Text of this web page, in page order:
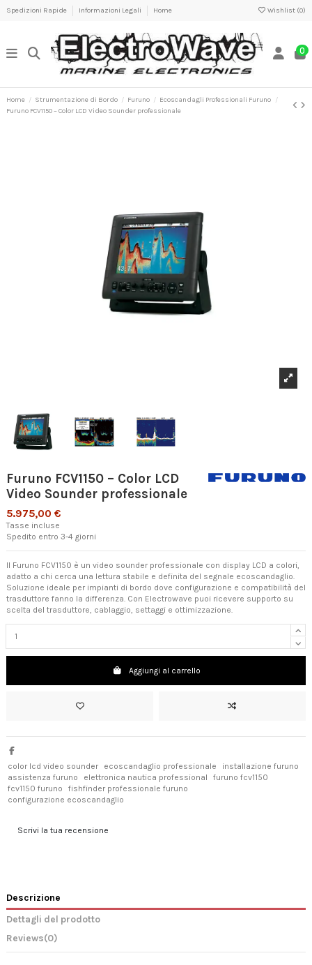
Spedizioni Rapide Informazioni Legali Home Wishlist (0)
0
Home Strumentazione di Bordo Furuno
Ecoscandagli Professionali Furuno
Furuno FCV1150 – Color LCD Video Sounder professionale
Furuno FCV1150 – Color LCD
Video Sounder professionale
5.975,00 €
Tasse incluse
Spedito entro 3-4 giorni
Il Furuno FCV1150 è un video sounder professionale con display LCD a colori,
adatto a chi cerca una lettura stabile e definita del segnale ecoscandaglio.
Soluzione ideale per impianti di bordo dove configurazione e compatibilità del
trasduttore fanno la differenza. Con Electrowave puoi ricevere supporto su
scelta del trasduttore, cablaggio, settaggi e ottimizzazione.
Aggiungi al carrello
color lcd video sounder ecoscandaglio professionale
installazione furuno
assistenza furuno
elettronica nautica professional
furuno fcv1150
fcv1150 furuno
fishfinder professionale furuno
configurazione ecoscandaglio
Scrivi la tua recensione
Descrizione
Dettagli del prodotto
Reviews(0)